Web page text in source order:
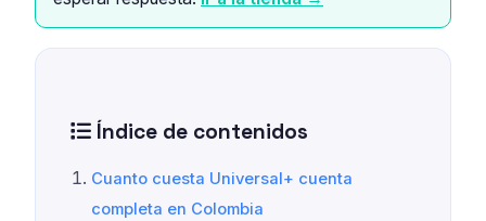
Índice de contenidos
Cuanto cuesta Universal+ cuenta
completa en Colombia